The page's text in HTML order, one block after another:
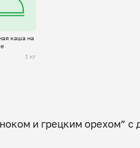
каша на
1 кг
и грецким орехом” с